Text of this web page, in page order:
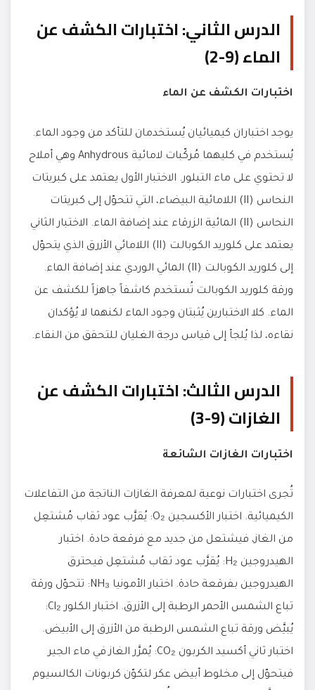
الدرس الثاني: اختبارات الكشف عن
الماء (9-2)
اختبارات الكشف عن الماء
يوجد اختباران كيميائيان يُستخدمان للتأكد من وجود الماء.
يُستخدم في كليهما مُركّبات لامائية Anhydrous وهي أملاح
لا تحتوي على ماء التبلور. الاختبار الأول يعتمد على كبريتات
النحاس (II) اللامائية البيضاء، التي تتحوّل إلى كبريتات
النحاس (II) المائية الزرقاء عند إضافة الماء. الاختبار الثاني
يعتمد على كلوريد الكوبالت (II) اللامائي الأزرق الذي يتحوّل
إلى كلوريد الكوبالت (II) المائي الوردي عند إضافة الماء.
ورقة كلوريد الكوبالت تُستخدم كاشفاً جاهزاً للكشف عن
الماء. كلا الاختبارين يُثبتان وجود الماء لكنهما لا يُؤكدان
نقاءه، لذا يُلجأ إلى قياس درجة الغليان للتحقق من النقاء.
الدرس الثالث: اختبارات الكشف عن
الغازات (9-3)
اختبارات الغازات الشائعة
تُجرى اختبارات نوعية لمعرفة الغازات الناتجة من التفاعلات
الكيميائية. اختبار الأكسجين O₂: يُقرَّب عود ثقاب مُشتعِل
من الغاز، فيشتعل من جديد مع فرقعة حادة. اختبار
الهيدروجين H₂: يُقرَّب عود ثقاب مُشتعِل فيحترق
الهيدروجين بفرقعة حادة. اختبار الأمونيا NH₃: تتحوّل ورقة
تباع الشمس الأحمر الرطبة إلى الأزرق. اختبار الكلور Cl₂:
يُبيَّض ورقة تباع الشمس الرطبة من الأزرق إلى الأبيض.
اختبار ثاني أكسيد الكربون CO₂: يُمرَّر الغاز في ماء الجير
فيتحوّل إلى مخلوط أبيض عكر لتكوّن كربونات الكالسيوم